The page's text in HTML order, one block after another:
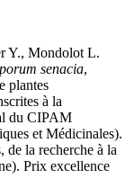
Y., Mondolot L.
senacia,
plantes
à la
du CIPAM
et Médicinales).
de la recherche à la
Prix excellence